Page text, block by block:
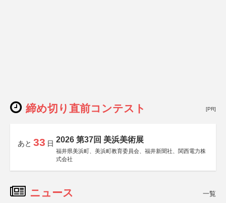
締め切り直前コンテスト [PR]
あと 33 日 2026 第37回 美浜美術展
福井県美浜町、美浜町教育委員会、福井新聞社、関西電力株
式会社
ニュース 一覧